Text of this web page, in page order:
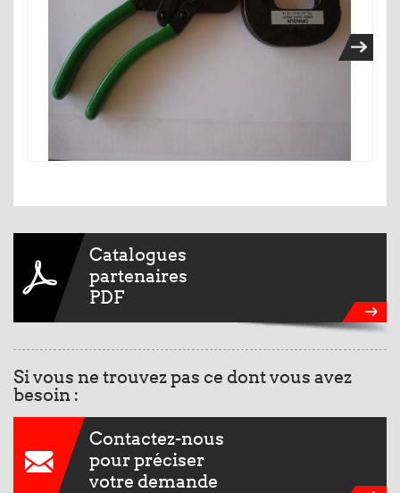
Catalogues
partenaires
PDF
Si vous ne trouvez pas ce dont vous avez
besoin :
Contactez-nous
pour préciser
votre demande